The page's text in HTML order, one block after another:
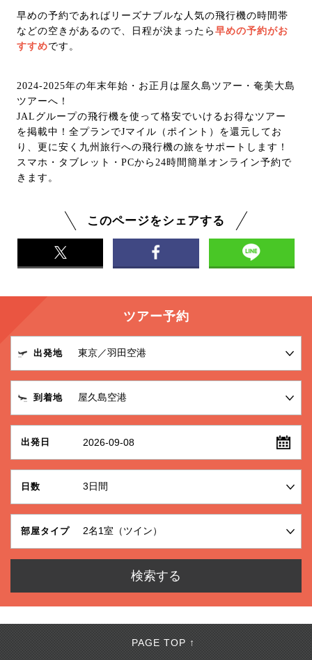
早めの予約であればリーズナブルな人気の飛行機の時間帯
などの空きがあるので、日程が決まったら 早めの予約がお
すすめです。
2024-2025年の年末年始・お正月は屋久島ツアー・奄美大島
ツアーへ！
JALグループの飛行機を使って格安でいけるお得なツアー
を掲載中！全プランでJマイル（ポイント）を還元してお
り、更に安く九州旅行への飛行機の旅をサポートします！
スマホ・タブレット・PCから24時間簡単オンライン予約で
きます。
このページをシェアする
ツアー予約
出発地
到着地
出発日 2026-09-08
日数
部屋タイプ
PAGE TOP ↑